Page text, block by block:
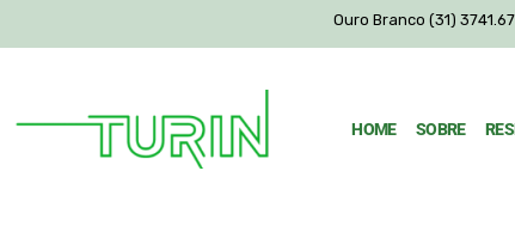
Ouro Branco (31)
HOME SOBRE